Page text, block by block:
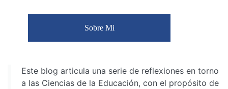
Sobre Mi
Este blog articula una serie de reflexiones en torno
a las Ciencias de la Educación, con el propósito de